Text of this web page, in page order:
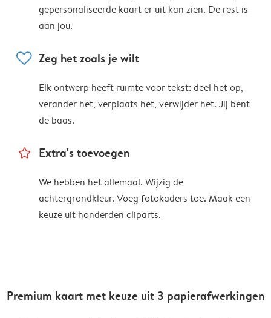
gepersonaliseerde kaart er uit kan zien. De rest is
aan jou.
heart Zeg het zoals je wilt
Elk ontwerp heeft ruimte voor tekst: deel het op,
verander het, verplaats het, verwijder het. Jij bent
de baas.
star_outline Extra's toevoegen
We hebben het allemaal. Wijzig de
achtergrondkleur. Voeg fotokaders toe. Maak een
keuze uit honderden cliparts.
Premium kaart met keuze uit 3 papierafwerkingen